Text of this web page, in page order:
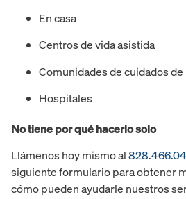
En casa
Centros de vida asistida
Comunidades de cuidados
Hospitales
No tiene por qué hacerlo solo
Llámenos hoy mismo al
siguiente formulario para obtener
cómo pueden ayudarle nuestros